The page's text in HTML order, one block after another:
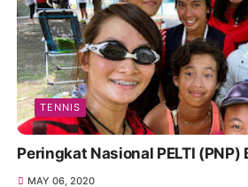
TENNIS
Peringkat Nasional PELTI
MAY 06, 2020